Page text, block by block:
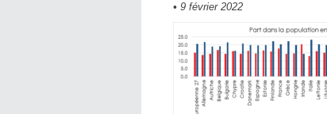
• 9 février 2022